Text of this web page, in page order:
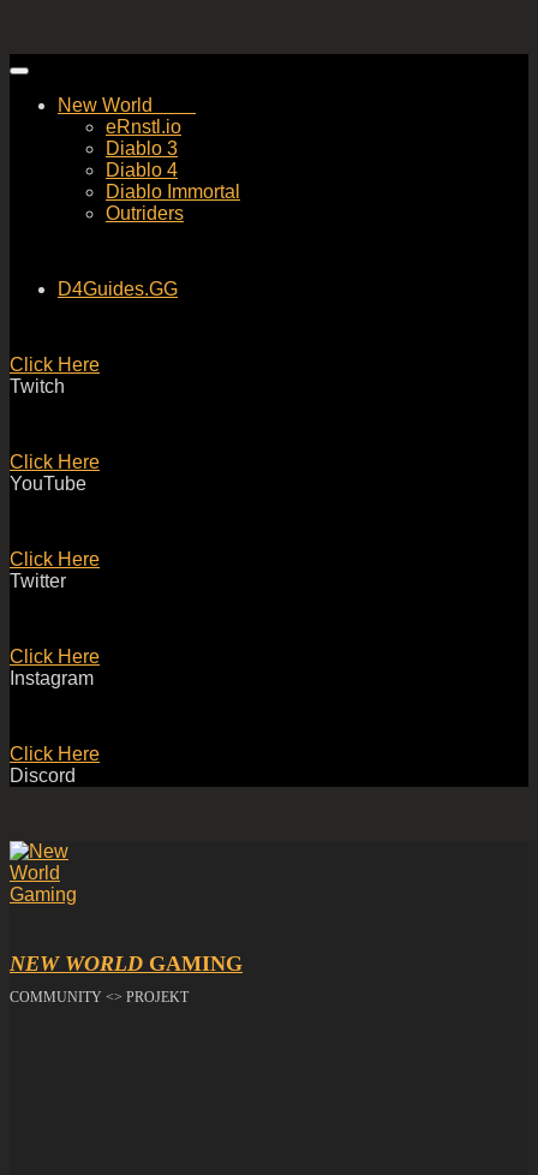
Skip
contentNew World
eRnstl.io
Diablo 3
Diablo 4
Diablo Immortal
Outriders
D4Guides.GG
Click Here
Twitch
Click Here
YouTube
Click Here
Twitter
Click Here
Instagram
Click Here
Discord
NEW WORLD GAMING
COMMUNITY <> PROJEKT